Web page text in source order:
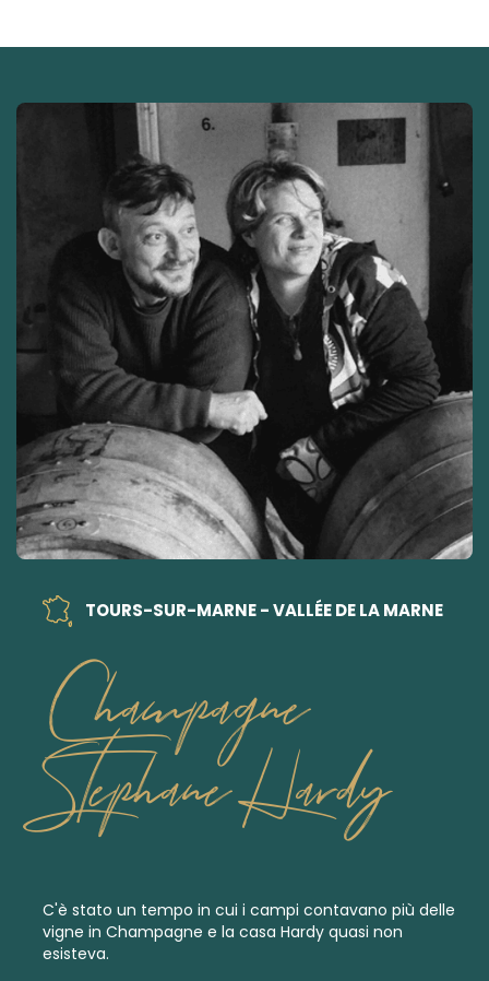
TOURS-SUR-MARNE - VALLÉE DE LA MARNE
Champagne
Stephane Hardy
C'è stato un tempo in cui i campi contavano più delle
vigne in Champagne e la casa Hardy quasi non
esisteva.